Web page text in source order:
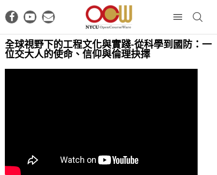
全球視野下的工程文化與實踐-從科學到國防：一
位交大人的使命、信仰與倫理抉擇